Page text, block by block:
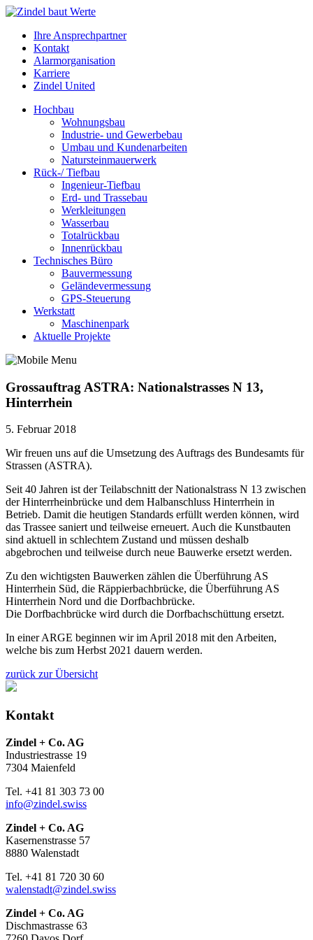
Ihre Ansprechpartner
Kontakt
Alarmorganisation
Karriere
Zindel United
Hochbau
Wohnungsbau
Industrie- und Gewerbebau
Umbau und Kundenarbeiten
Natursteinmauerwerk
Rück-/ Tiefbau
Ingenieur-Tiefbau
Erd- und Trassebau
Werkleitungen
Wasserbau
Totalrückbau
Innenrückbau
Technisches Büro
Bauvermessung
Geländevermessung
GPS-Steuerung
Werkstatt
Maschinenpark
Aktuelle Projekte
Grossauftrag ASTRA: Nationalstrasses N 13,
Hinterrhein
5. Februar 2018
Wir freuen uns auf die Umsetzung des Auftrags des Bundesamts für
Strassen (ASTRA).
Seit 40 Jahren ist der Teilabschnitt der Nationalstrass N 13 zwischen
der Hinterrheinbrücke und dem Halbanschluss Hinterrhein in
Betrieb. Damit die heutigen Standards erfüllt werden können, wird
das Trassee saniert und teilweise erneuert. Auch die Kunstbauten
sind aktuell in schlechtem Zustand und müssen deshalb
abgebrochen und teilweise durch neue Bauwerke ersetzt werden.
Zu den wichtigsten Bauwerken zählen die Überführung AS
Hinterrhein Süd, die Räppierbachbrücke, die Überführung AS
Hinterrhein Nord und die Dorfbachbrücke.
Die Dorfbachbrücke wird durch die Dorfbachschüttung ersetzt.
In einer ARGE beginnen wir im April 2018 mit den Arbeiten,
welche bis zum Herbst 2021 dauern werden.
zurück zur Übersicht
Kontakt
Zindel + Co. AG
Industriestrasse 19
7304 Maienfeld
Tel. +41 81 303 73 00
info@zindel.swiss
Zindel + Co. AG
Kasernenstrasse 57
8880 Walenstadt
Tel. +41 81 720 30 60
walenstadt@zindel.swiss
Zindel + Co. AG
Dischmastrasse 63